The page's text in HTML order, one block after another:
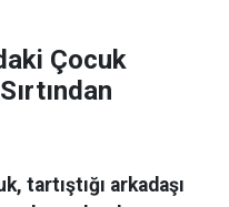
Çocuk
tartıştığı arkadaşı